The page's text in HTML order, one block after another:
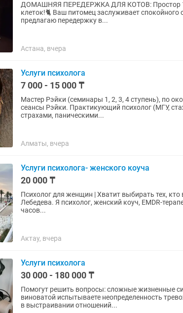
ДОМАШНЯЯ ПЕРЕДЕРЖКА ДЛЯ КОТОВ: Простор
клеток!🐈 Ваш питомец заслуживает спокойного
предлагаю передержку в...
Астана, вчера
Услуги психолога
7 000 - 15 000 ₸
Мастер Рэйки (семинары 1, 2, 3, 4 ступень), по
сеансы Рэйки. Практикующий психолог (МГУ,
страхами, паническими...
Алматы, вчера
Услуги психолога- женского коуча
20 000 ₸
Психолог для женщин | Хватит выбирать тех, кто вас не ценит.
Лебедева. Я психолог, женский коуч, EMDR-
часов...
Актау, вчера
Услуги психолога
30 000 - 180 000 ₸
Помогут решить вопросы: сложные жизненные
виноватой испытываете неопределенность тревожные состояния нет вкуса к жизни проблемы
в выстраивании отношений...